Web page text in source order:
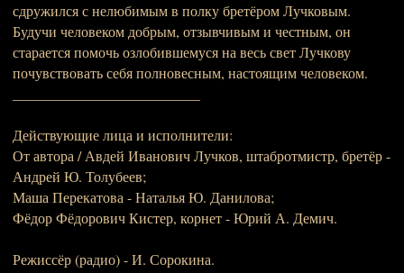
сдружился с нелюбимым в полку бретёром Лучковым.
Будучи человеком добрым, отзывчивым и честным, он
старается помочь озлобившемуся на весь свет Лучкову
почувствовать себя полновесным, настоящим человеком.
Действующие лица и исполнители:
От автора / Авдей Иванович Лучков, штабротмистр, бретёр -
Андрей Ю. Толубеев;
Маша Перекатова - Наталья Ю. Данилова;
Фёдор Фёдорович Кистер, корнет - Юрий А. Демич.
Режиссёр (радио) - И. Сорокина.